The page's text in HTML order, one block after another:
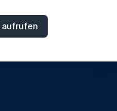
aufrufen